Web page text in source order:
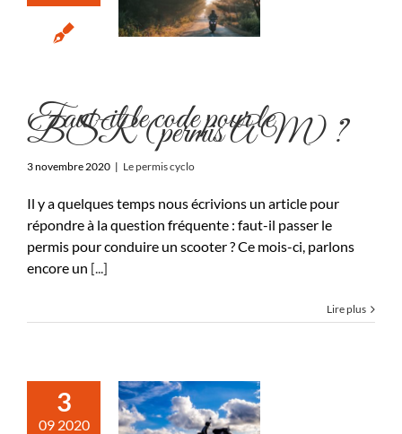
Faut-il le code pour le
BSR (permis AM) ?
3 novembre 2020 | Le permis cyclo
Il y a quelques temps nous écrivions un article pour
répondre à la question fréquente : faut-il passer le
permis pour conduire un scooter ? Ce mois-ci, parlons
encore un [...]
Lire plus
3
09 2020